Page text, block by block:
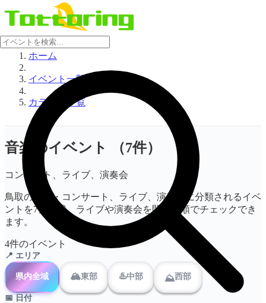
ホーム
イベント一覧
カテゴリ一覧
音楽のイベント （7件）
コンサート、ライブ、演奏会
鳥取の音楽・コンサート、ライブ、演奏会に分類されるイベ
ントを7件掲載。ライブや演奏会を開催日順でチェックでき
ます。
4件のイベント
📍 エリア
県内全域 🏔️東部 ♨️中部 ⛰️西部
📅 日付